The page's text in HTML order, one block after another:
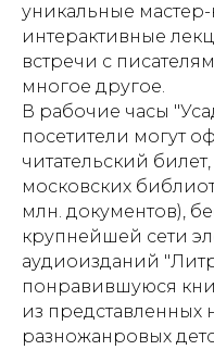
уникальные
интерактивные
встречи с
многое другое.
В рабочие часы
посетители могут
читательский
московских
млн. документов),
крупнейшей сети
аудиоизданий
понравившуюся
из представленных
разножанровых